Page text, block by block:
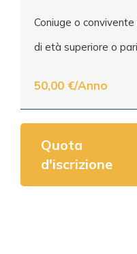
Coniuge o
di età superiore o
50,00 €/Anno
Quota
d'iscrizione